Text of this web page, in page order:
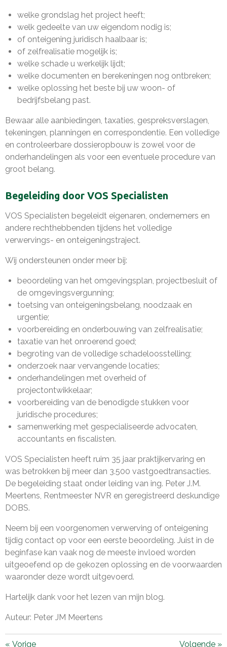
welke grondslag het project heeft;
welk gedeelte van uw eigendom nodig is;
of onteigening juridisch haalbaar is;
of zelfrealisatie mogelijk is;
welke schade u werkelijk lijdt;
welke documenten en berekeningen nog ontbreken;
welke oplossing het beste bij uw woon- of
bedrijfsbelang past.
Bewaar alle aanbiedingen, taxaties, gespreksverslagen,
tekeningen, planningen en correspondentie. Een volledige
en controleerbare dossieropbouw is zowel voor de
onderhandelingen als voor een eventuele procedure van
groot belang.
Begeleiding door VOS Specialisten
VOS Specialisten begeleidt eigenaren, ondernemers en
andere rechthebbenden tijdens het volledige
verwervings- en onteigeningstraject.
Wij ondersteunen onder meer bij:
beoordeling van het omgevingsplan, projectbesluit of
de omgevingsvergunning;
toetsing van onteigeningsbelang, noodzaak en
urgentie;
voorbereiding en onderbouwing van zelfrealisatie;
taxatie van het onroerend goed;
begroting van de volledige schadeloosstelling;
onderzoek naar vervangende locaties;
onderhandelingen met overheid of
projectontwikkelaar;
voorbereiding van de benodigde stukken voor
juridische procedures;
samenwerking met gespecialiseerde advocaten,
accountants en fiscalisten.
VOS Specialisten heeft ruim 35 jaar praktijkervaring en
was betrokken bij meer dan 3.500 vastgoedtransacties.
De begeleiding staat onder leiding van ing. Peter J.M.
Meertens, Rentmeester NVR en geregistreerd deskundige
DOBS.
Neem bij een voorgenomen verwerving of onteigening
tijdig contact op voor een eerste beoordeling. Juist in de
beginfase kan vaak nog de meeste invloed worden
uitgeoefend op de gekozen oplossing en de voorwaarden
waaronder deze wordt uitgevoerd.
Hartelijk dank voor het lezen van mijn blog.
Auteur: Peter JM Meertens
« Vorige Volgende »